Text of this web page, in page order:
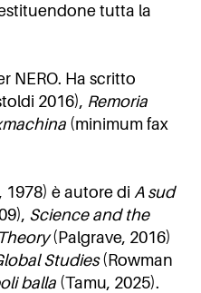
tutta la
NERO. Ha scritto
2016), Remoria
(minimum fax
è autore di A sud
Science and the
(Palgrave, 2016)
Studies(Rowman
balla (Tamu, 2025).